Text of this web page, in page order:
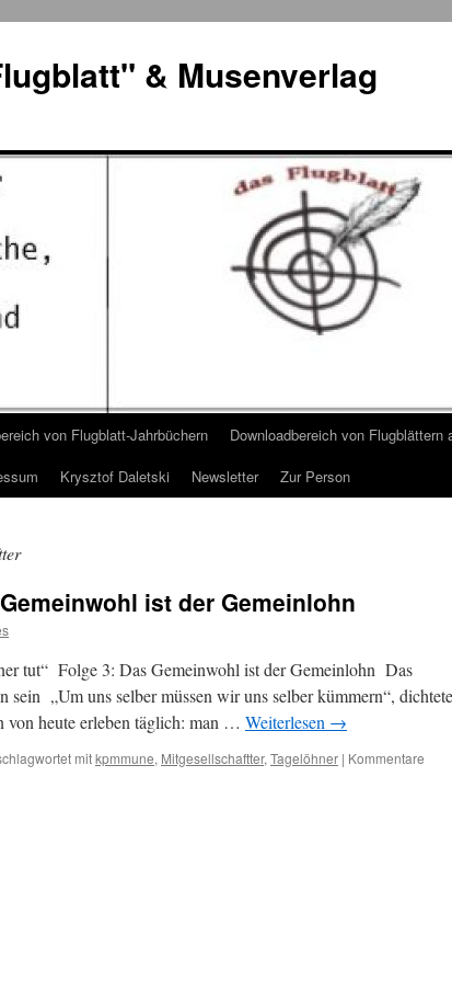
& Musenverlag
von Flugblatt-Jahrbüchern
Downloadbereich von Flugblättern
Krysztof Daletski Newsletter Zur Person
ist der Gemeinlohn
tut“ Folge 3: Das Gemeinwohl ist der Gemeinlohn Das
sein „Um uns selber müssen wir uns selber kümmern“, dichtete
heute erleben täglich: man … Weiterlesen →
mitkpmmune, Mitgesellschaftter, Tagelöhner | Kommentare